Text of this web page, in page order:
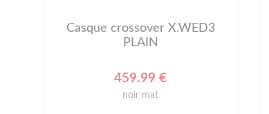
Casque crossover X.WED3
PLAIN
459.99 €
noir mat